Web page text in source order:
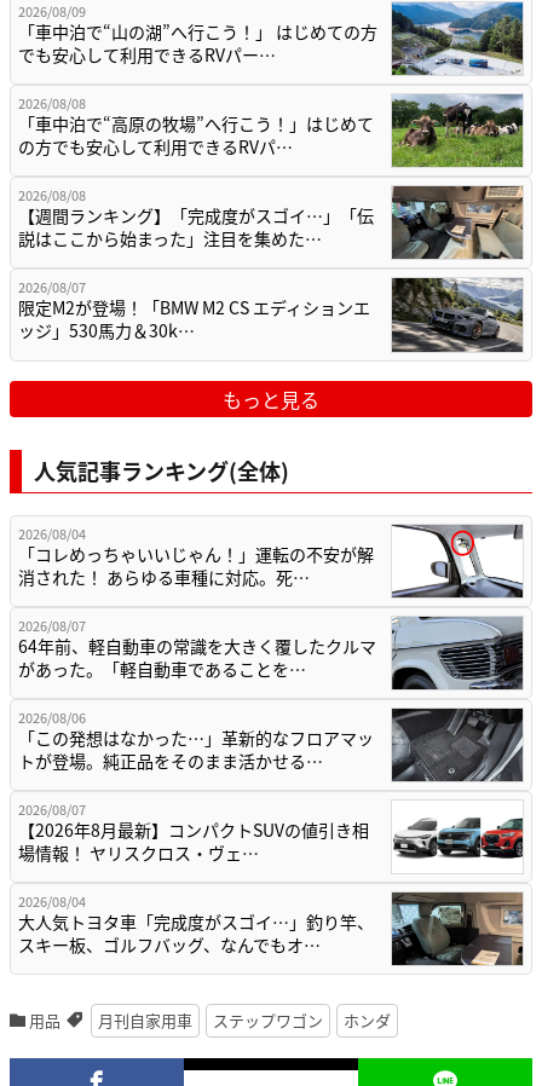
2026/08/09
「車中泊で“山の湖”へ行こう！」 はじめての方
でも安心して利用できるRVパー…
2026/08/08
「車中泊で“高原の牧場”へ行こう！」はじめて
の方でも安心して利用できるRVパ…
2026/08/08
【週間ランキング】「完成度がスゴイ…」「伝
説はここから始まった」注目を集めた…
2026/08/07
限定M2が登場！「BMW M2 CS エディションエ
ッジ」530馬力＆30k…
もっと見る
人気記事ランキング(全体)
2026/08/04
「コレめっちゃいいじゃん！」運転の不安が解
消された！ あらゆる車種に対応。死…
2026/08/07
64年前、軽自動車の常識を大きく覆したクルマ
があった。「軽自動車であることを…
2026/08/06
「この発想はなかった…」革新的なフロアマッ
トが登場。純正品をそのまま活かせる…
2026/08/07
【2026年8月最新】コンパクトSUVの値引き相
場情報！ ヤリスクロス・ヴェ…
2026/08/04
大人気トヨタ車「完成度がスゴイ…」釣り竿、
スキー板、ゴルフバッグ、なんでもオ…
用品 月刊自家用車 ステップワゴン ホンダ